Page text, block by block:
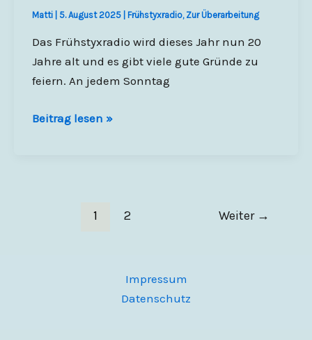
Matti 5. August 2025 Frühstyxradio, Zur Überarbeitung
Das Frühstyxradio wird dieses Jahr nun 20
Jahre alt und es gibt viele gute Gründe zu
feiern. An jedem Sonntag
It
Beitrag lesen »
1 2 Weiter →
Impressum
Datenschutz